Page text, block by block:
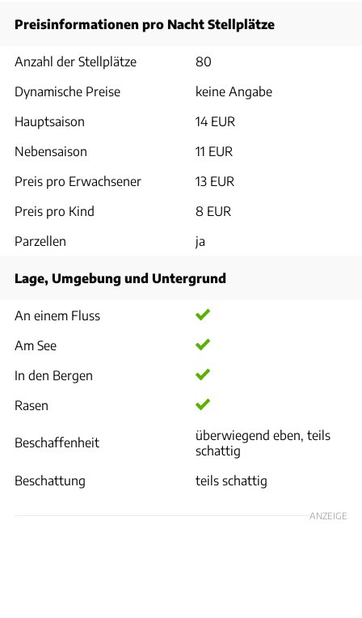
Preisinformationen pro Nacht Stellplätze
Anzahl der Stellplätze
80
Dynamische Preise
keine Angabe
Hauptsaison
14 EUR
Nebensaison
11 EUR
Preis pro Erwachsener
13 EUR
Preis pro Kind
8 EUR
Parzellen
ja
Lage, Umgebung und Untergrund
An einem Fluss
Am See
In den Bergen
Rasen
Beschaffenheit
überwiegend eben, teils
schattig
Beschattung
teils schattig
ANZEIGE